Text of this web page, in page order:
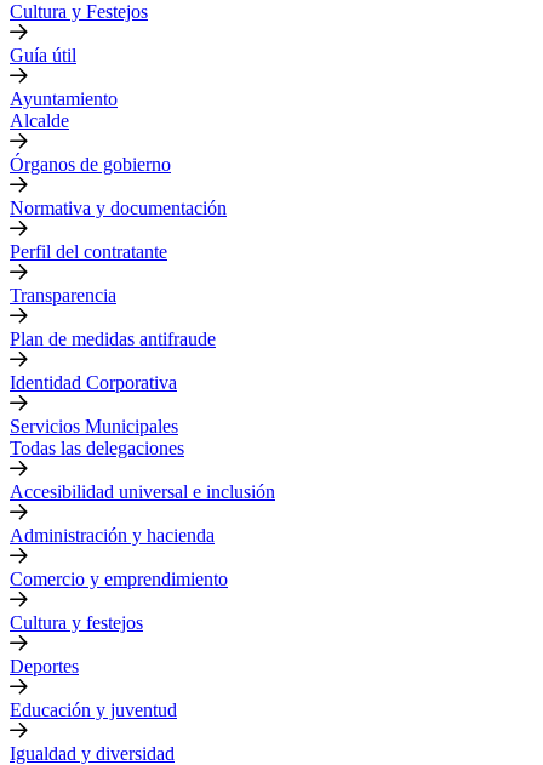
Cultura y Festejos
Guía útil
Ayuntamiento
Alcalde
Órganos de gobierno
Normativa y documentación
Perfil del contratante
Transparencia
Plan de medidas antifraude
Identidad Corporativa
Servicios Municipales
Todas las delegaciones
Accesibilidad universal e inclusión
Administración y hacienda
Comercio y emprendimiento
Cultura y festejos
Deportes
Educación y juventud
Igualdad y diversidad